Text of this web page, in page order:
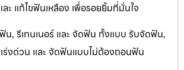
ะ แก้ไขฟันเหลือง เพื่อรอยยิ้มที่มั่นใจ
น, รีเทนเนอร์ และ จัดฟัน ทั้งแบบ รับจัดฟัน,
งด่วน และ จัดฟันแบบไม่ต้องถอนฟัน